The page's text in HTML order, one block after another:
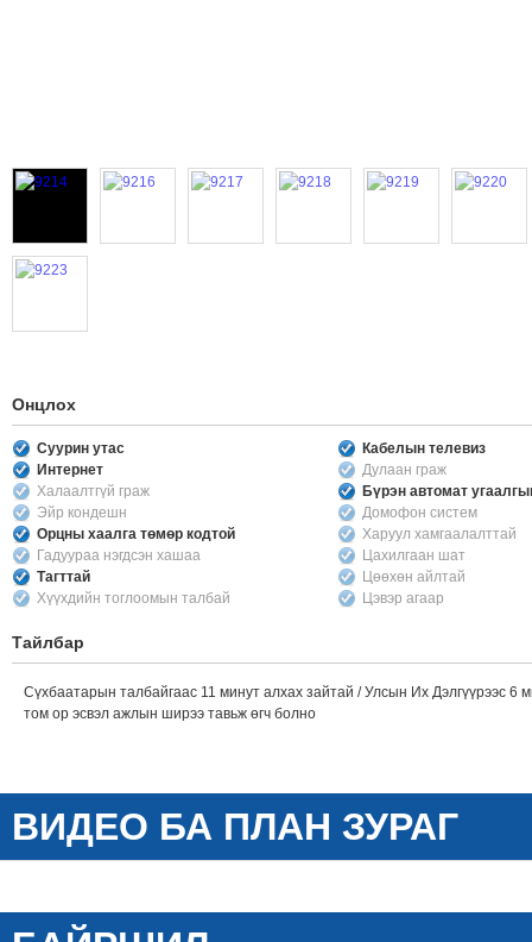
Онцлох
Суурин утас
Кабелын телевиз
Интернет
Дулаан граж
Халаалтгүй граж
Бүрэн автомат
Эйр кондешн
Домофон систем
Орцны хаалга төмөр кодтой
Харуул хамгаалалттай
Гадуураа нэгдсэн хашаа
Цахилгаан шат
Тагттай
Цөөхөн айлтай
Хүүхдийн тоглоомын талбай
Цэвэр агаар
Тайлбар
Сүхбаатарын талбайгаас 11 минут алхах зайтай / Улсын Их Дэлгүүрээс 6
том ор эсвэл ажлын ширээ тавьж өгч болно
ВИДЕО БА ПЛАН ЗУРАГ